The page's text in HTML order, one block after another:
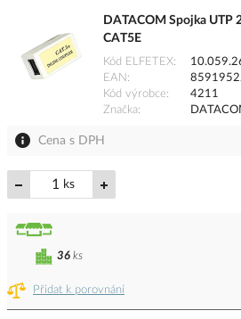
DATACOM Spojka UTP
CAT5E
Kód ELFETEX
EAN
Kód výrobce
4211
Značka
Cena s DPH
ks
Přidat k porovnání
36 ks